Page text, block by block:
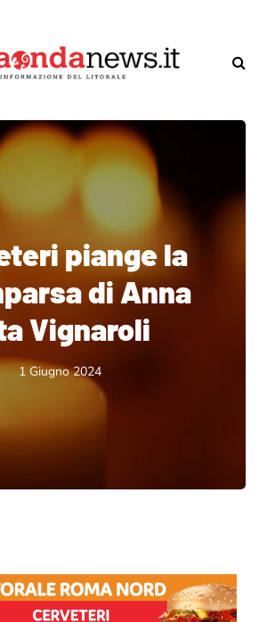
piange la
di Anna
Vignaroli
1 Giugno 2024